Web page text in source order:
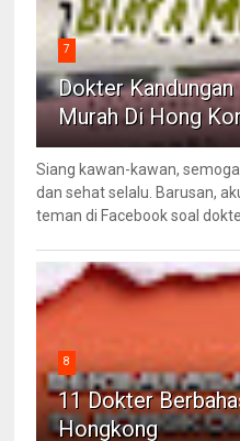
7
Dokter Kandungan
Murah Di Hong
Siang kawan-kawan,
dan sehat selalu. Barusan,
teman di Facebook soal
8
11 Dokter
Hongkong